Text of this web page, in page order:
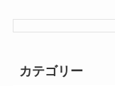
カテゴリー